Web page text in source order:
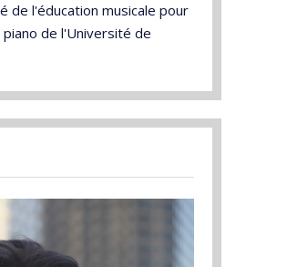
de l'éducation musicale pour
de l'Université de